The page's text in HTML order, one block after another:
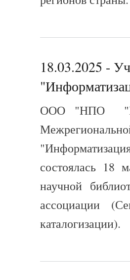
18.03.2025 -
ООО "НПО
состоялась 18
научной
ассоциации
каталогизации).